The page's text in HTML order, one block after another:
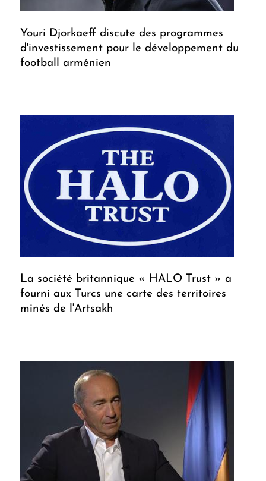
Youri Djorkaeff discute des programmes
d'investissement pour le développement du
football arménien
La société britannique « HALO Trust » a
fourni aux Turcs une carte des territoires
minés de l'Artsakh